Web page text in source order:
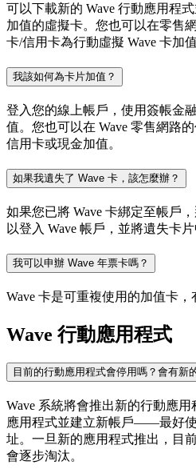
可以下載新的 Wave 行動應用程
加值的虛擬卡。您也可以在零售
卡/信用卡為行動虛擬 Wave 卡加值
我該如何為卡片加值？
登入您的線上帳戶，使用簽帳金
值。您也可以在 Wave 零售網路
信用卡或現金加值。
如果我遺失了 Wave 卡，該怎麼辦？
如果您已將 Wave 卡綁定至帳戶
以登入 Wave 帳戶，並將遺失卡
我可以申辦 Wave 年票卡嗎？
Wave 卡是可重複使用的加值卡，
Wave 行動應用程式
目前的行動應用程式會停用嗎？會有新
Wave 系統將會推出新的行動應
應用程式並建立新帳戶——最好
址。一旦新的應用程式推出，目
會逐步淘汰。